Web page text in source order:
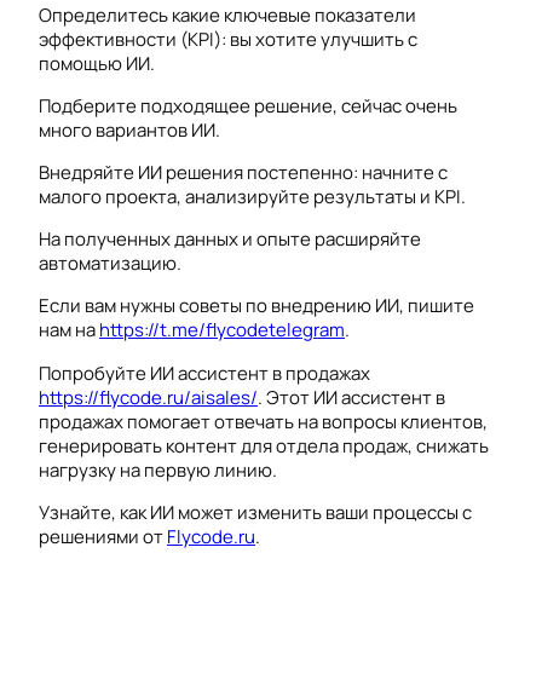
Определитесь какие ключевые показатели
эффективности (KPI): вы хотите улучшить с
помощью ИИ.
Подберите подходящее решение, сейчас очень
много вариантов ИИ.
Внедряйте ИИ решения постепенно: начните с
малого проекта, анализируйте результаты и KPI.
На полученных данных и опыте расширяйте
автоматизацию.
Если вам нужны советы по внедрению ИИ, пишите
нам наhttps://t.me/flycodetelegram.
Попробуйте ИИ ассистент в продажах
https://flycode.ru/aisales/. Этот ИИ ассистент в
продажах помогает отвечать на вопросы клиентов,
генерировать контент для отдела продаж, снижать
нагрузку на первую линию.
Узнайте, как ИИ может изменить ваши процессы с
решениями отFlycode.ru.